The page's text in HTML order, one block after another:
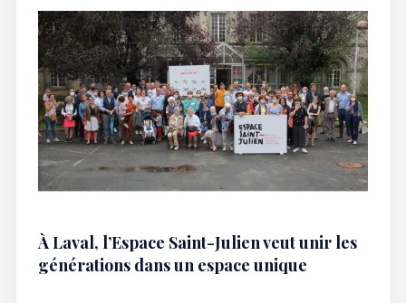
À Laval, l’Espace Saint-Julien veut unir les
générations dans un espace unique